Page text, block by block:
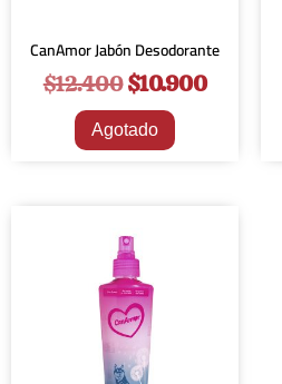
CanAmor Jabón Desodorante
$12.400$10.900
Agotado